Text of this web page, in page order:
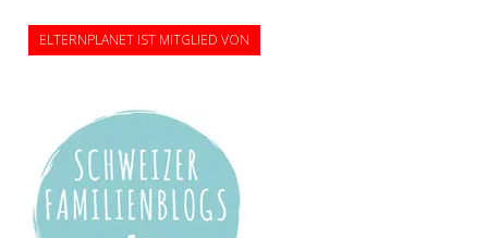
ELTERNPLANET IST MITGLIED VON